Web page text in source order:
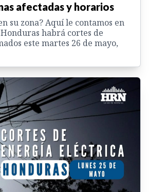
afectadas y horarios
su zona? Aquí le contamos en
habrá cortes de
este martes 26 de mayo,